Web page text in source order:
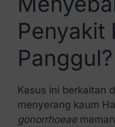
Penyakit
Panggul?
Kasus ini berkaitan
menyerang kaum
gonorrhoeae